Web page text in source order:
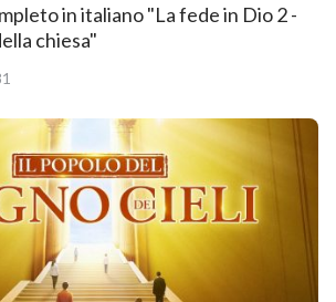
in italiano "La fede in Dio 2 -
chiesa"